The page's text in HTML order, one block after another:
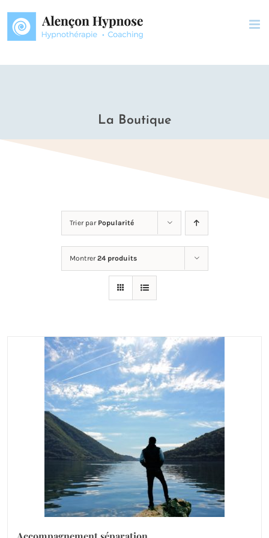
contenu
La Boutique
Trier par Popularité
Montrer24 produits